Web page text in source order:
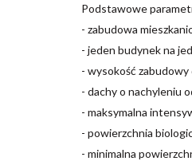
Podstawowe
- zabudowa
- jeden budynek na
- wysokość zabudowy
- dachy o nachyleniu
- maksymalna
- powierzchnia
- minimalna